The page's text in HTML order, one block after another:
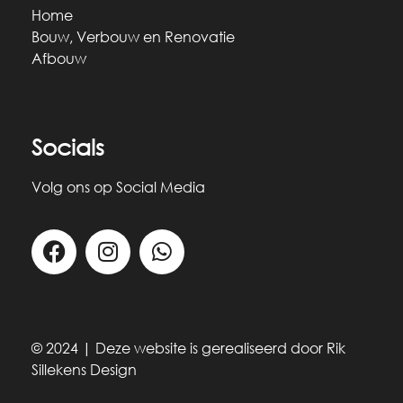
Home
Bouw, Verbouw en Renovatie
Afbouw
Socials
Volg ons op Social Media
© 2024 | Deze website is gerealiseerd door Rik
Sillekens Design